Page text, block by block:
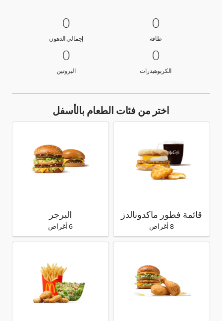
0 طاقة
0
طاقة
0 إجمالي الدهون
0
0
إجمالي الدهونإجمالي الدهون
0 الكربوهيدرات
0
الكربوهيدراتالكربوهيدرات
0 البروتين
0
0
البروتينالبروتين
اختر من فئات الطعام بالأسفل
قائمة فطور ماكدونالدز
8 أغراض
البرجر
6 أغراض